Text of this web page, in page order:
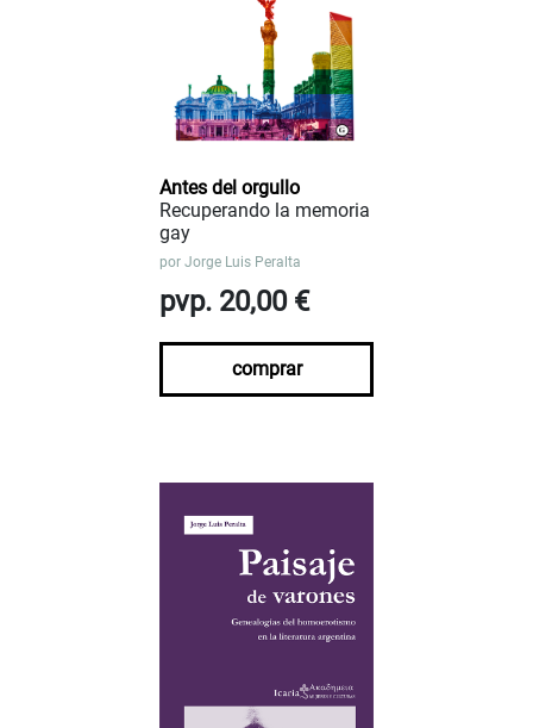
Antes del orgullo
Recuperando la memoria
gay
por Jorge Luis Peralta
pvp. 20,00 €
comprar